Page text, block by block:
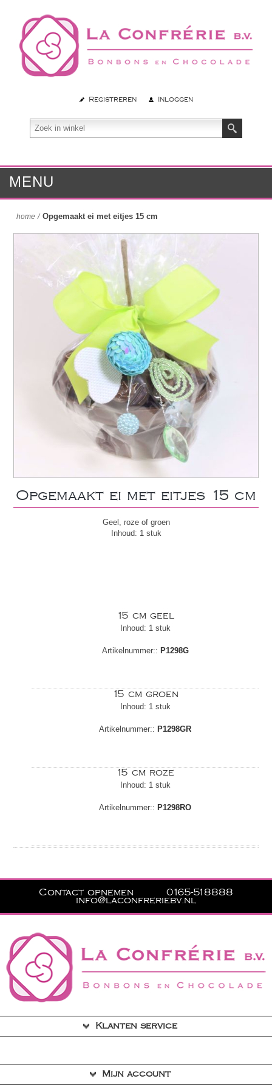
Registreren Inloggen
MENU
home / Opgemaakt ei met eitjes 15 cm
Opgemaakt ei met eitjes 15 cm
Geel, roze of groen
Inhoud: 1 stuk
15 cm geel
Inhoud: 1 stuk
Artikelnummer:: P1298G
15 cm groen
Inhoud: 1 stuk
Artikelnummer:: P1298GR
15 cm roze
Inhoud: 1 stuk
Artikelnummer:: P1298RO
Contact opnemen
0165-518888
info@laconfreriebv.nl
Klanten service
Privacyverklaring
Mijn account